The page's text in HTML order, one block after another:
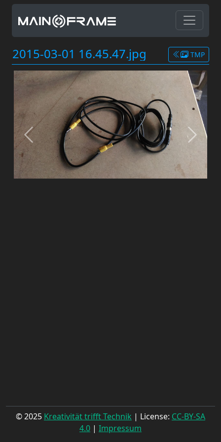
2015-03-01 16.45.47.jpg TMP
© 2025 Kreativität trifft Technik | License: CC-BY-SA
4.0 | Impressum